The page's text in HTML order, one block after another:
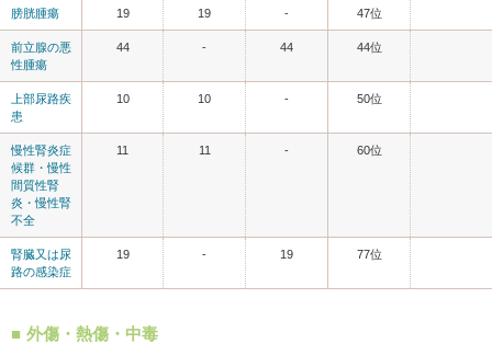
膀胱腫瘍 19 19 - 47位
前立腺の悪
性腫瘍
44 - 44 44位
上部尿路疾
患
10 10 - 50位
慢性腎炎症
候群・慢性
間質性腎
炎・慢性腎
不全
11 11 - 60位
腎臓又は尿
路の感染症
19 - 19 77位
外傷・熱傷・中毒